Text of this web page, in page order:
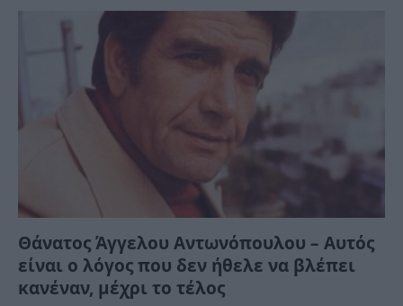
Θάνατος Άγγελου Αντωνόπουλου – Αυτός
είναι ο λόγος που δεν ήθελε να βλέπει
κανέναν, μέχρι το τέλος